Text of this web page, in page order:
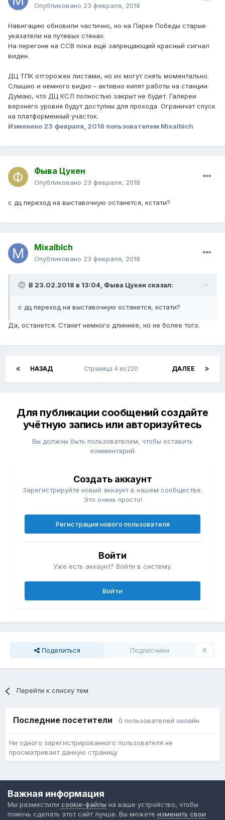
Опубликовано 23 февраля, 2018
Навигацию обновили частично, но на Парке Победы старые
указатели на путевых стенах.
На перегоне на ССВ пока ещё запрещающий красный сигнал
виден.
ДЦ ТПК отгорожен листами, но их могут снять моментально.
Слышно и немного видно - активно кипят работы на станции.
Думаю, что ДЦ КСЛ полностью закрыт не будет. Галереи
верхнего уровня будут доступны для прохода. Ограничат спуск
на платформенный участок.
Изменено 23 февраля, 2018 пользователем Mixalblch
Фыва Цукен
Опубликовано 23 февраля, 2018
с дц переход на выставочную останется, кстати?
Mixalblch
Опубликовано 23 февраля, 2018
В 23.02.2018 в 13:04, Фыва Цукен сказал:
с дц переход на выставочную останется, кстати?
Да, останется. Станет немного длиннее, но не более того.
НАЗАД ДАЛЕЕ
Страница 4 из 220
Для публикации сообщений создайте
учётную запись или авторизуйтесь
Вы должны быть пользователем, чтобы оставить
комментарий
Создать аккаунт
Зарегистрируйте новый аккаунт в нашем сообществе.
Это очень просто!
Регистрация нового пользователя
Войти
Уже есть аккаунт? Войти в систему.
Войти
Поделиться Подписчики 0
Перейти к списку тем
Последние посетители 0 пользователей онлайн
Ни одного зарегистрированного пользователя не
просматривает данную страницу
Форум общественного транспорта
Powered by Invision Community
Важная информация
Мы разместили cookie-файлы на ваше устройство, чтобы
помочь сделать этот сайт лучше. Вы можете изменить свои